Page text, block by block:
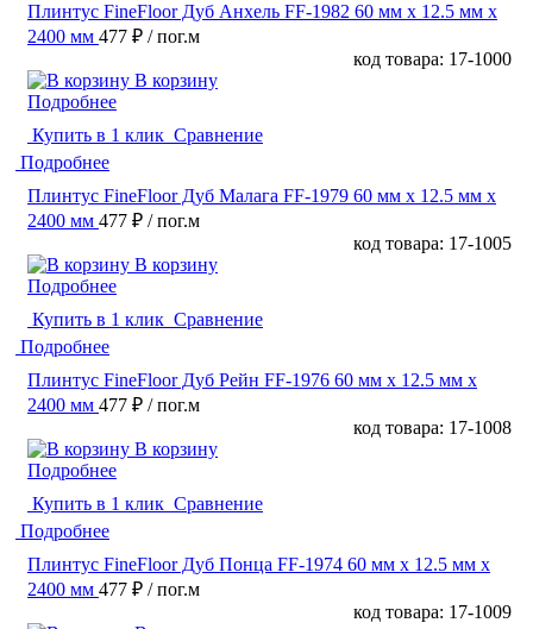
Плинтус FineFloor Дуб Анхель FF-1982 60 мм х 12.5 мм х
2400 мм 477 ₽ / пог.м
код товара: 17-1000
В корзину
Подробнее
Купить в 1 клик Сравнение
Подробнее
Плинтус FineFloor Дуб Малага FF-1979 60 мм х 12.5 мм х
2400 мм 477 ₽ / пог.м
код товара: 17-1005
В корзину
Подробнее
Купить в 1 клик Сравнение
Подробнее
Плинтус FineFloor Дуб Рейн FF-1976 60 мм х 12.5 мм х
2400 мм 477 ₽ / пог.м
код товара: 17-1008
В корзину
Подробнее
Купить в 1 клик Сравнение
Подробнее
Плинтус FineFloor Дуб Понца FF-1974 60 мм х 12.5 мм х
2400 мм 477 ₽ / пог.м
код товара: 17-1009